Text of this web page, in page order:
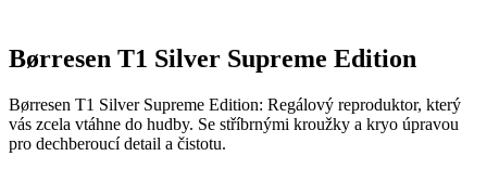
Børresen T1 Silver Supreme Edition
Børresen T1 Silver Supreme Edition: Regálový reproduktor, který
vás zcela vtáhne do hudby. Se stříbrnými kroužky a kryo úpravou
pro dechberoucí detail a čistotu.